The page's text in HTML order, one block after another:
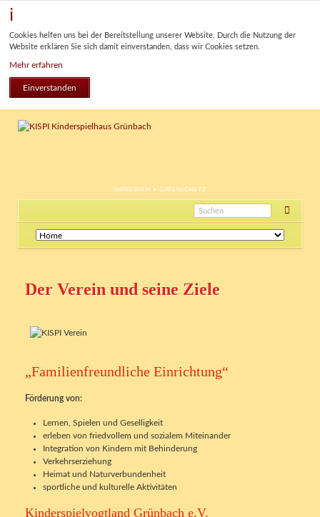
Cookies helfen uns bei der Bereitstellung unserer Website. Durch die Nutzung der
Website erklären Sie sich damit einverstanden, dass wir Cookies setzen.
Mehr erfahren
Einverstanden
NAVIGATION
IMPRESSUM DATENSCHUTZ
Navigation
überspringen
Der Verein und seine Ziele
„Familienfreundliche Einrichtung“
Förderung von:
Lernen, Spielen und Geselligkeit
erleben von friedvollem und sozialem Miteinander
Integration von Kindern mit Behinderung
Verkehrserziehung
Heimat und Naturverbundenheit
sportliche und kulturelle Aktivitäten
Kinderspielvogtland Grünbach e.V.